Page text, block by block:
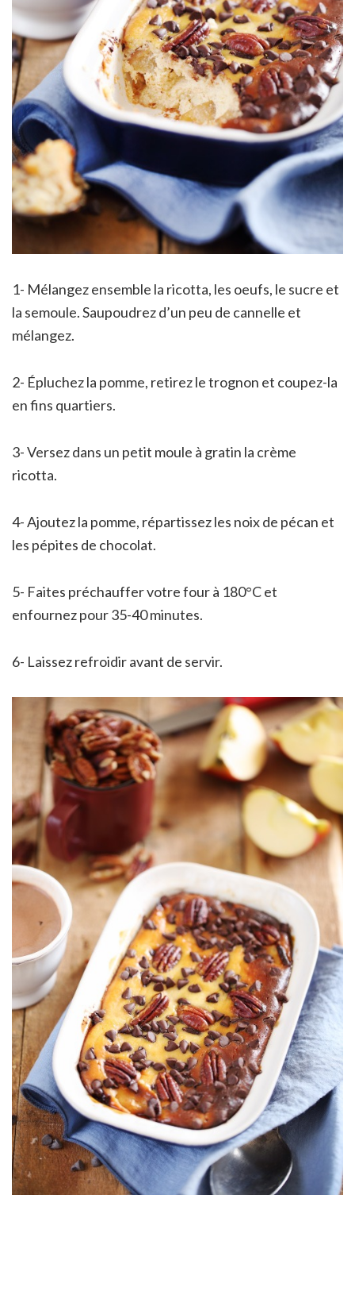
1- Mélangez ensemble la ricotta, les oeufs, le sucre et
la semoule. Saupoudrez d’un peu de cannelle et
mélangez.
2- Épluchez la pomme, retirez le trognon et coupez-la
en fins quartiers.
3- Versez dans un petit moule à gratin la crème
ricotta.
4- Ajoutez la pomme, répartissez les noix de pécan et
les pépites de chocolat.
5- Faites préchauffer votre four à 180°C et
enfournez pour 35-40 minutes.
6- Laissez refroidir avant de servir.